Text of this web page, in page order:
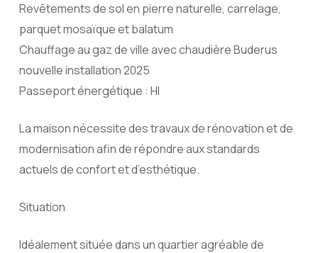
Revêtements de sol en pierre naturelle, carrelage,
parquet mosaïque et balatum
Chauffage au gaz de ville avec chaudière Buderus
nouvelle installation 2025
Passeport énergétique : HI
La maison nécessite des travaux de rénovation et de
modernisation afin de répondre aux standards
actuels de confort et d’esthétique.
Situation
Idéalement située dans un quartier agréable de